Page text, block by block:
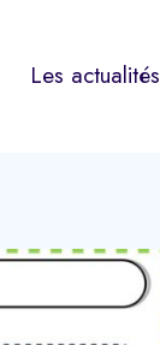
Les actualités